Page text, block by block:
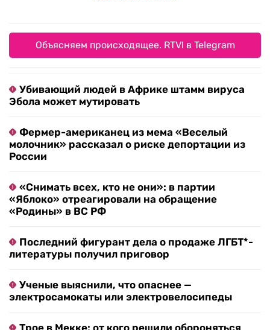
Объясняем происходящее. RTVI в Telegram
Убивающий людей в Африке штамм вируса
Эбола может мутировать
Фермер-американец из мема «Веселый
молочник» рассказал о риске депортации из
России
«Снимать всех, кто не они»: в партии
«Яблоко» отреагировали на обращение
«Родины» в ВС РФ
Последний фигурант дела о продаже ЛГБТ*-
литературы получил приговор
Ученые выяснили, что опаснее —
электросамокаты или электровелосипеды
Трое в Мекке: от кого решили обороняться